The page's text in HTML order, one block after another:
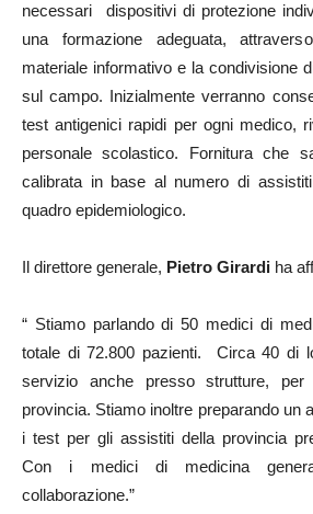
necessari dispositivi di protezione
una formazione adeguata,
materiale informativo e la condivisione
sul campo. Inizialmente verranno
test antigenici rapidi per ogni medico,
personale scolastico. Fornitura che
calibrata in base al numero di
quadro epidemiologico.
Il direttore generale, Pietro Girardi ha
“ Stiamo parlando di 50 medici di
totale di 72.800 pazienti. Circa 40 di
servizio anche presso strutture,
provincia. Stiamo inoltre preparando un
i test per gli assistiti della provincia
Con i medici di medicina
collaborazione.”